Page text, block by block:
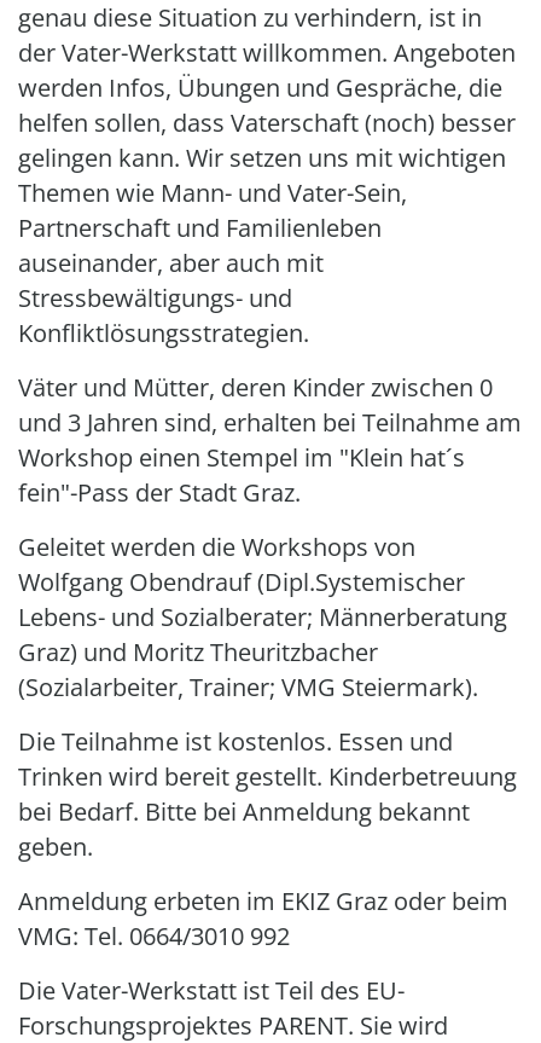
genau diese Situation zu verhindern, ist in
der Vater-Werkstatt willkommen. Angeboten
werden Infos, Übungen und Gespräche, die
helfen sollen, dass Vaterschaft (noch) besser
gelingen kann. Wir setzen uns mit wichtigen
Themen wie Mann- und Vater-Sein,
Partnerschaft und Familienleben
auseinander, aber auch mit
Stressbewältigungs- und
Konfliktlösungsstrategien.
Väter und Mütter, deren Kinder zwischen 0
und 3 Jahren sind, erhalten bei Teilnahme am
Workshop einen Stempel im "Klein hat´s
fein"-Pass der Stadt Graz.
Geleitet werden die Workshops von
Wolfgang Obendrauf (Dipl.Systemischer
Lebens- und Sozialberater; Männerberatung
Graz) und Moritz Theuritzbacher
(Sozialarbeiter, Trainer; VMG Steiermark).
Die Teilnahme ist kostenlos. Essen und
Trinken wird bereit gestellt. Kinderbetreuung
bei Bedarf. Bitte bei Anmeldung bekannt
geben.
Anmeldung erbeten im EKIZ Graz oder beim
VMG: Tel. 0664/3010 992
Die Vater-Werkstatt ist Teil des EU-
Forschungsprojektes PARENT. Sie wird